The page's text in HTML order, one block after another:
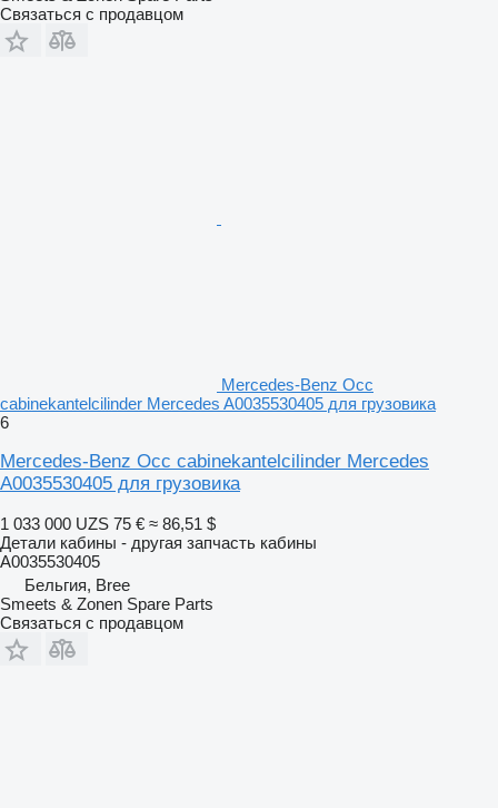
Связаться с продавцом
Mercedes-Benz Occ
cabinekantelcilinder Mercedes A0035530405 для грузовика
6
Mercedes-Benz Occ cabinekantelcilinder Mercedes
A0035530405 для грузовика
1 033 000 UZS 75 € ≈ 86,51 $
Детали кабины - другая запчасть кабины
A0035530405
Бельгия, Bree
Smeets & Zonen Spare Parts
Связаться с продавцом